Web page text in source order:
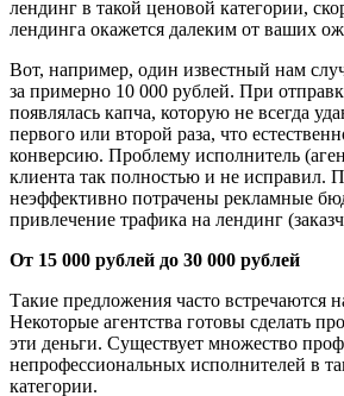
лендинг в такой ценовой категории,
лендинга окажется далеким от ваших
Вот, например, один известный нам
за примерно 10 000 рублей. При
появлялась капча, которую не всегда
первого или второй раза, что
конверсию. Проблему исполнитель
клиента так полностью и не исправил.
неэффективно потрачены рекламные
привлечение трафика на лендинг
От 15 000 рублей до 30 000 рублей
Такие предложения часто встречаются
Некоторые агентства готовы сделать
эти деньги. Существует множество
непрофессиональных исполнителей в
категории.